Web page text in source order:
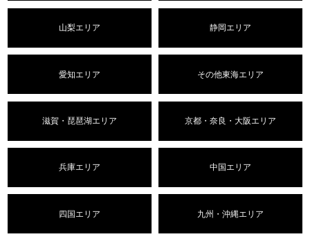
山梨エリア 静岡エリア
愛知エリア その他東海エリア
滋賀・琵琶湖エリア 京都・奈良・大阪エリア
兵庫エリア 中国エリア
四国エリア 九州・沖縄エリア